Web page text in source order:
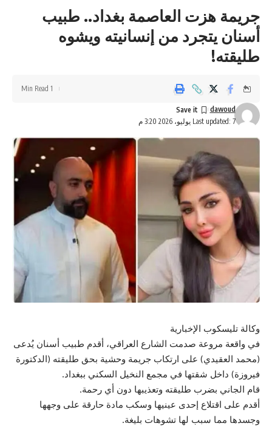
جريمة هزت العاصمة بغداد.. طبيب
أسنان يتجرد من إنسانيته ويشوه
طليقته!
Last updated: 7 يوليو، 2026 3:20 م
dawoud
1 Min Read
وكالة تليسكوب الإخبارية
في واقعة مروعة صدمت الشارع العراقي، أقدم طبيب أسنان يُدعى
(محمد العقيدي) على ارتكاب جريمة وحشية بحق طليقته (الدكتورة
فيروزة) داخل شقتها في مجمع النخيل السكني ببغداد.
قام الجاني بضرب طليقته وتعذيبها دون أي رحمة.
أقدم على اقتلاع إحدى عينيها وسكب مادة حارقة على وجهها
وجسدها مما سبب لها تشوهات بليغة.